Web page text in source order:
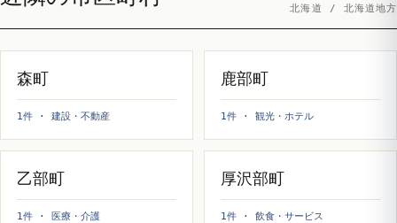
北海道 / 北海道地方
森町
1件 · 建設・不動産
鹿部町
1件 · 観光・ホテル
乙部町
1件 · 医療・介護
厚沢部町
1件 · 飲食・サービス